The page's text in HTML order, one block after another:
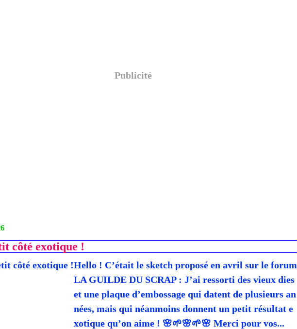
Publicité
côté exotique !
Hello ! C’était le sketch proposé en avril sur le forum
LA GUILDE DU SCRAP : J’ai ressorti des vieux dies
et une plaque d’embossage qui datent de plusieurs an
nées, mais qui néanmoins donnent un petit résultat e
xotique qu’on aime ! 🌸🌱🌸🌱🌸 Merci pour vos...